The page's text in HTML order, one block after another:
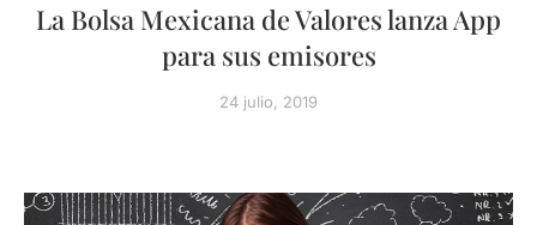
La Bolsa Mexicana de Valores lanza App
para sus emisores
24 julio, 2019